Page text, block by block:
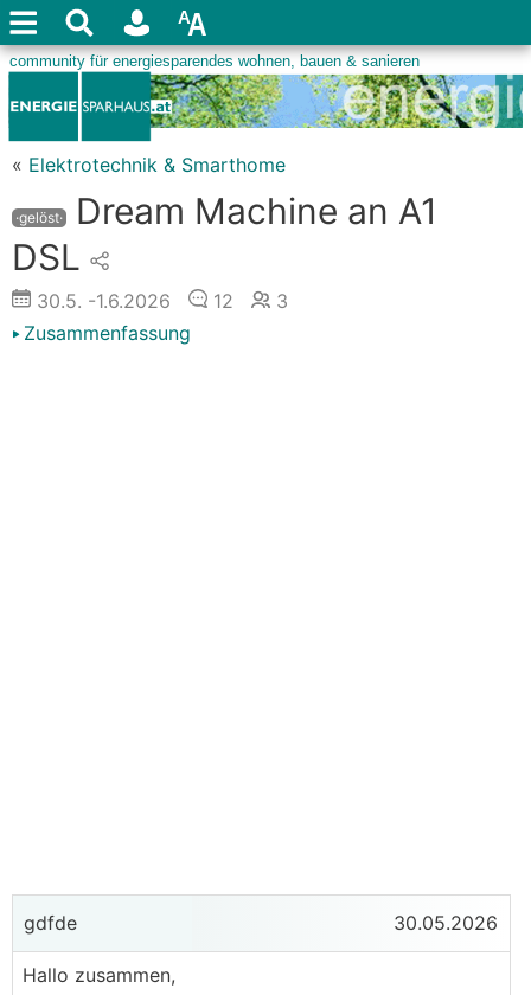
« Elektrotechnik & Smarthome
·gelöst·
Dream Machine an A1
DSL
30.5. -1.6.2026 12
3
Zusammenfassung
gdfde 30.05.2026
Hallo zusammen,